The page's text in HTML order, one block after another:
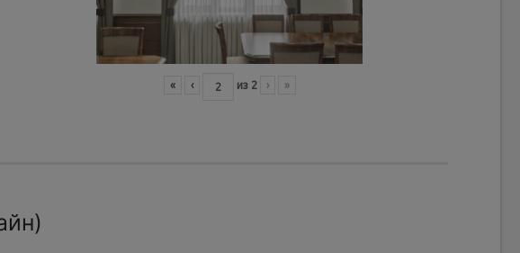
« ‹ из 2 › »